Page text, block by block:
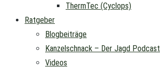
ThermTec (Cyclops)
Ratgeber
Blogbeiträge
Kanzelschnack – Der Jagd Podcast
Videos